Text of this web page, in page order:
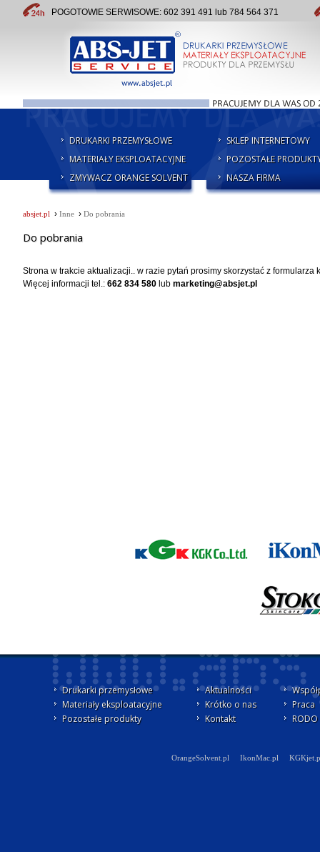
POGOTOWIE SERWISOWE: 602 391 491 lub 784 564 371
DRUKARKI PRZEMYSŁOWE
MATERIAŁY EKSPLOATACYJNE
ZMYWACZ ORANGE SOLVENT
SKLEP INTERNETOWY
POZOSTAŁE
NASZA FIRMA
absjet.pl› Inne› Do pobrania
Do pobrania
Strona w trakcie aktualizacji.. w razie pytań prosimy skorzystać z formularza
Więcej informacji tel.:662 834 580 lub marketing@absjet.pl
Drukarki przemysłowe
Materiały eksploatacyjne
Pozostałe produkty
Aktualności
Krótko o nas
Kontakt
Praca
OrangeSolvent.pl IkonMac.pl